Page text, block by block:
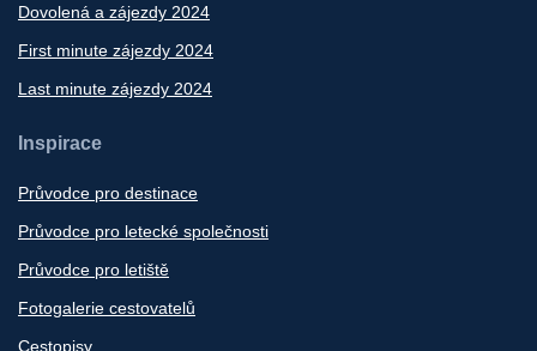
Dovolená a zájezdy 2024
First minute zájezdy 2024
Last minute zájezdy 2024
Inspirace
Průvodce pro destinace
Průvodce pro letecké společnosti
Průvodce pro letiště
Fotogalerie cestovatelů
Cestopisy